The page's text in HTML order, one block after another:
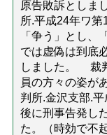
原告敗訴としま
所.平成24年ワ
「争う」とし、
では虚偽は到底
しました。 裁
員の方々の姿
判所.金沢支部.
後に刑事告発し
た。（時効で不